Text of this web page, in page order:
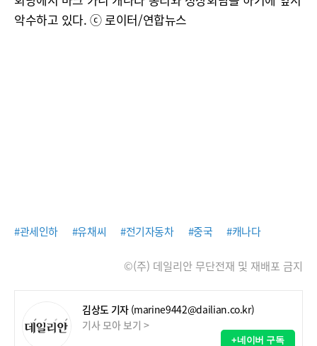
악수하고 있다. ⓒ 로이터/연합뉴스
#관세인하 #유채씨 #전기자동차 #중국 #캐나다
©(주) 데일리안 무단전재 및 재배포 금지
김상도 기자 (marine9442@dailian.co.kr)
기사 모아 보기 >
+네이버 구독